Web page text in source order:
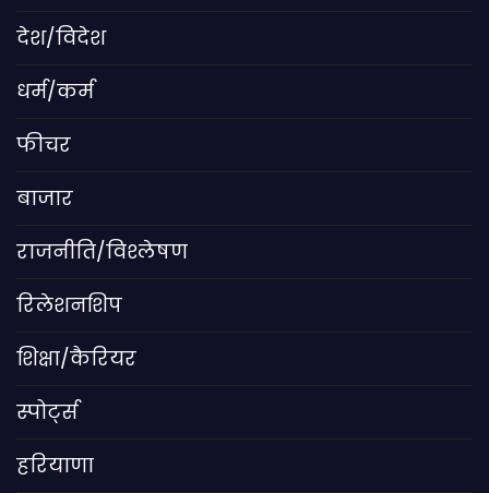
देश/विदेश
धर्म/कर्म
फीचर
बाजार
राजनीति/विश्लेषण
रिलेशनशिप
शिक्षा/कैरियर
स्पोर्ट्स
हरियाणा